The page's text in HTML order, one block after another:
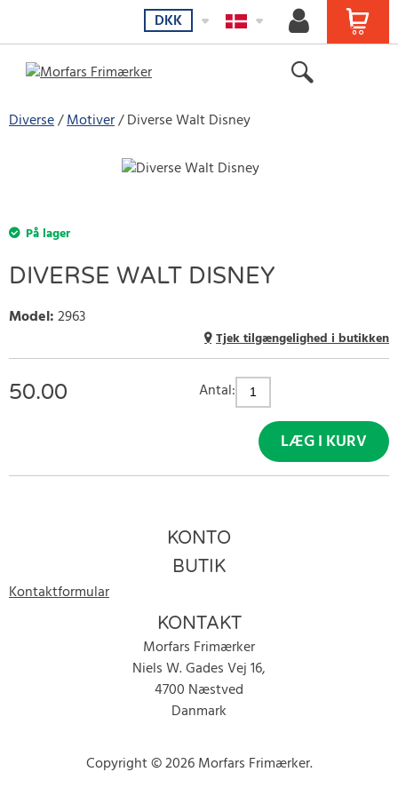
DKK
Diverse Motiver Diverse Walt Disney
På lager
DIVERSE WALT DISNEY
Model:2963
Tjek tilgængelighed i butikken
50.00 Antal:
LÆG I KURV
KONTO
BUTIK
Kontaktformular
KONTAKT
Morfars Frimærker
Niels W. Gades Vej 16,
4700 Næstved
Danmark
Copyright © 2026 Morfars Frimærker.